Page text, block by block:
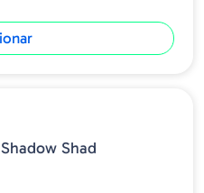
Shad